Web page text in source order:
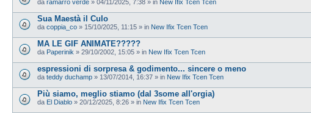
da ramarro verde » 04/11/2025, 7:38 » in New Ifix Tcen Tcen
Sua Maestà il Culo
da coppia_co » 15/10/2025, 11:15 » in New Ifix Tcen Tcen
MA LE GIF ANIMATE?????
da Paperinik » 29/10/2002, 15:05 » in New Ifix Tcen Tcen
espressioni di sorpresa & godimento... sincere o meno
da teddy duchamp » 13/07/2014, 16:37 » in New Ifix Tcen Tcen
Più siamo, meglio stiamo (dal 3some all'orgia)
da El Diablo » 20/12/2025, 8:26 » in New Ifix Tcen Tcen